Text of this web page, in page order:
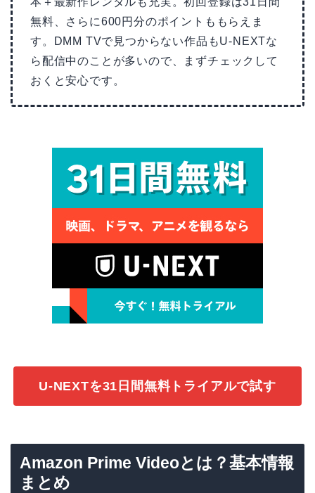
無料、さらに600円分のポイントももらえま
す。DMM TVで見つからない作品もU-NEXTな
ら配信中のことが多いので、まずチェックして
おくと安心です。
U-NEXTを31日間無料トライアルで試す
Amazon Prime Videoとは？基本情報
まとめ